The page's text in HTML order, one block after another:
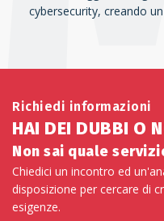
cybersecurity, creando
Richiedi informazioni
HAI DEI DUBBI O
Non sai quale
Chiedici un incontro ed
disposizione per cercare di
esigenze.